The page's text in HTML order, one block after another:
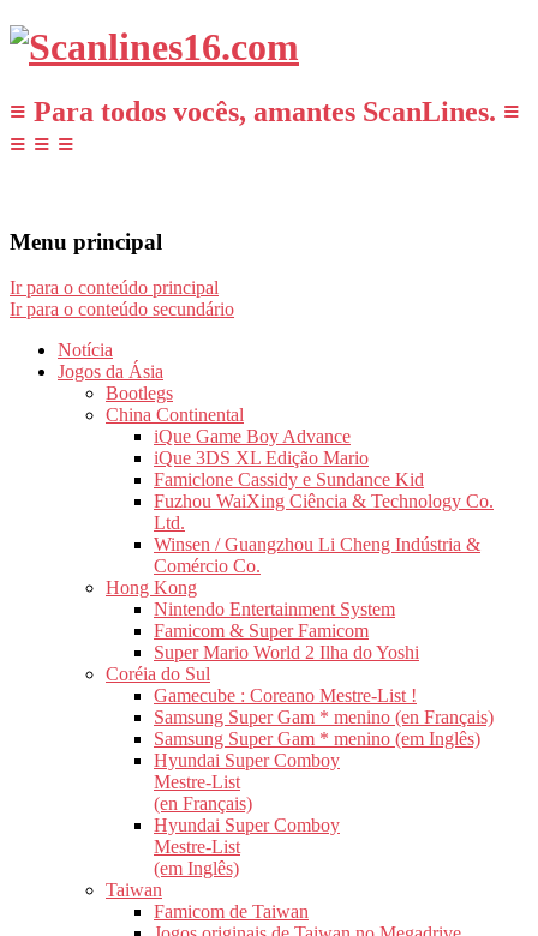
≡ Para todos vocês, amantes ScanLines. ≡
≡ ≡ ≡
Menu principal
Ir para o conteúdo principal
Ir para o conteúdo secundário
Notícia
Jogos da Ásia
Bootlegs
China Continental
iQue Game Boy Advance
iQue 3DS XL Edição Mario
Famiclone Cassidy e Sundance Kid
Fuzhou WaiXing Ciência & Technology Co.
Ltd.
Winsen / Guangzhou Li Cheng Indústria &
Comércio Co.
Hong Kong
Nintendo Entertainment System
Famicom & Super Famicom
Super Mario World 2 Ilha do Yoshi
Coréia do Sul
Gamecube : Coreano Mestre-List !
Samsung Super Gam * menino (en Français)
Samsung Super Gam * menino (em Inglês)
Hyundai Super Comboy
Mestre-List
(en Français)
Hyundai Super Comboy
Mestre-List
(em Inglês)
Taiwan
Famicom de Taiwan